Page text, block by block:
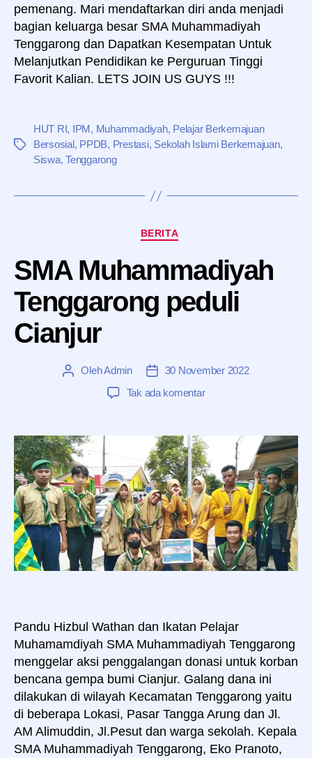
pemenang. Mari mendaftarkan diri anda menjadi
bagian keluarga besar SMA Muhammadiyah
Tenggarong dan Dapatkan Kesempatan Untuk
Melanjutkan Pendidikan ke Perguruan Tinggi
Favorit Kalian. LETS JOIN US GUYS !!!
Tag
HUT RI , IPM , Muhammadiyah, Pelajar Berkemajuan
Bersosial, PPDB, Prestasi, Sekolah Islami Berkemajuan,
Siswa,Tenggarong
Kategori
BERITA
SMA Muhammadiyah
Tenggarong peduli
Cianjur
Penulis
OlehAdmin
Tanggal
artikel
30 November 2022
Tak ada komentarpada
Tenggarong
peduli
Cianjur
Pandu Hizbul Wathan dan Ikatan Pelajar
Muhamamdiyah SMA Muhammadiyah Tenggarong
menggelar aksi penggalangan donasi untuk korban
bencana gempa bumi Cianjur. Galang dana ini
dilakukan di wilayah Kecamatan Tenggarong yaitu
di beberapa Lokasi, Pasar Tangga Arung dan Jl.
AM Alimuddin, Jl.Pesut dan warga sekolah. Kepala
SMA Muhammadiyah Tenggarong, Eko Pranoto,